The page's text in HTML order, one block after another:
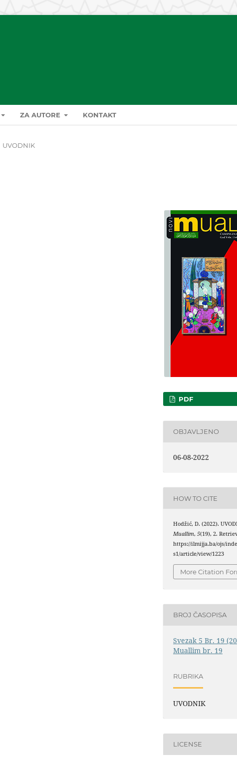
ZA AUTORE KONTAKT
UVODNIK
PDF
OBJAVLJENO
06-08-2022
HOW TO CITE
Hodžić, D. (2022).
Muallim,5(19), 2.
https://ilmijja.ba/ojs/
s1/article/view/1223
More Citation
BROJ ČASOPISA
Svezak 5 Br. 19
Muallim br. 19
RUBRIKA
UVODNIK
LICENSE